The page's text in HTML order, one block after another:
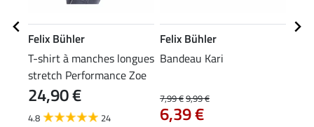
Felix Bühler
T-shirt à manches longues
stretch Performance Zoe
24,90 €
4.8 24
Felix Bühler
Bandeau Kari
7,99 €9,99 €
6,39 €